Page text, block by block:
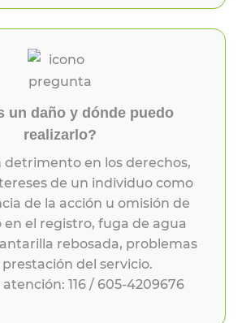
un daño y dónde puedo
realizarlo?
detrimento en los derechos,
de un individuo como
de la acción u omisión de
en el registro, fuga de agua
rebosada, problemas
prestación del servicio.
atención: 116 / 605-4209676